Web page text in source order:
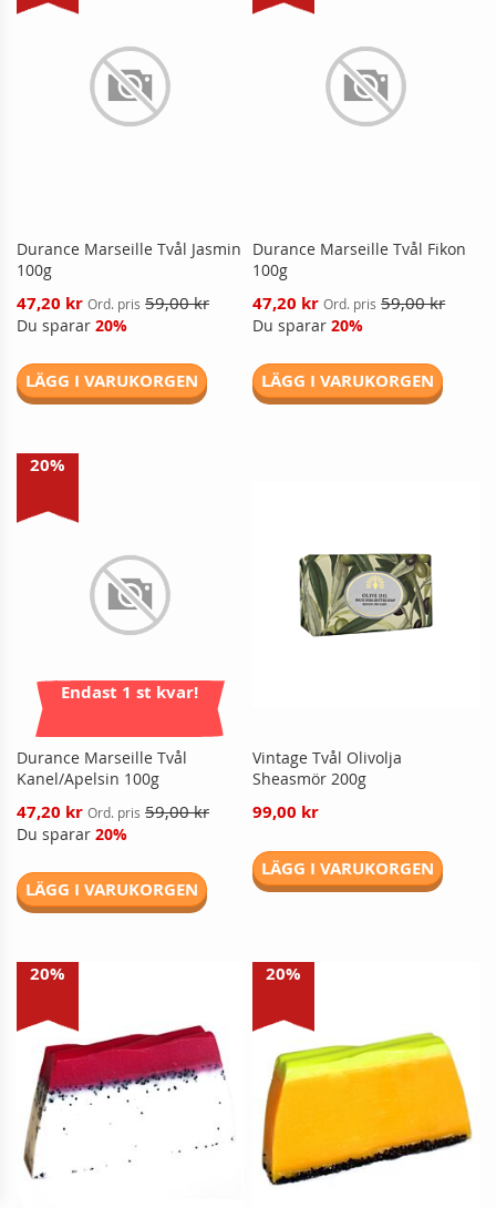
Durance Marseille Tvål Jasmin
100g
Reducerat
pris
47,20 kr Ord. pris 59,00 kr
Du sparar 20%
LÄGG I VARUKORGEN
Durance Marseille Tvål Fikon
100g
Reducerat
pris
47,20 kr Ord. pris 59,00 kr
Du sparar 20%
LÄGG I VARUKORGEN
Endast 1 st kvar!
20%
Durance Marseille Tvål
Kanel/Apelsin 100g
Reducerat
pris
47,20 kr Ord. pris 59,00 kr
Du sparar 20%
LÄGG I VARUKORGEN
Vintage Tvål Olivolja
Sheasmör 200g
99,00 kr
LÄGG I VARUKORGEN
20% 20%